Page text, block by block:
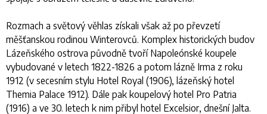
Rozmach a světový věhlas získali však až po převzetí
měšťanskou rodinou Winterovců. Komplex historických budov
Lázeňského ostrova původně tvoří Napoleónské koupele
vybudované v letech 1822-1826 a potom lázně Irma z roku
1912 (v secesním stylu Hotel Royal (1906), lázeňský hotel
Themia Palace 1912). Dále pak koupelový hotel Pro Patria
(1916) a ve 30. letech k nim přibyl hotel Excelsior, dnešní Jalta.